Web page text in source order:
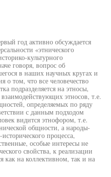
год активно обсуждается
«этнического
культурного
говоря, вопрос об
в наших научных кругах и
о том, что все человечество
подразделяется на этносы,
этносов, т.е.
определяемых по ряду
с данным подходом
видится этнофором, т.е.
общности, а народы-
процесса,
особые интересы не
свойства, к реализации
как на коллективном, так и на